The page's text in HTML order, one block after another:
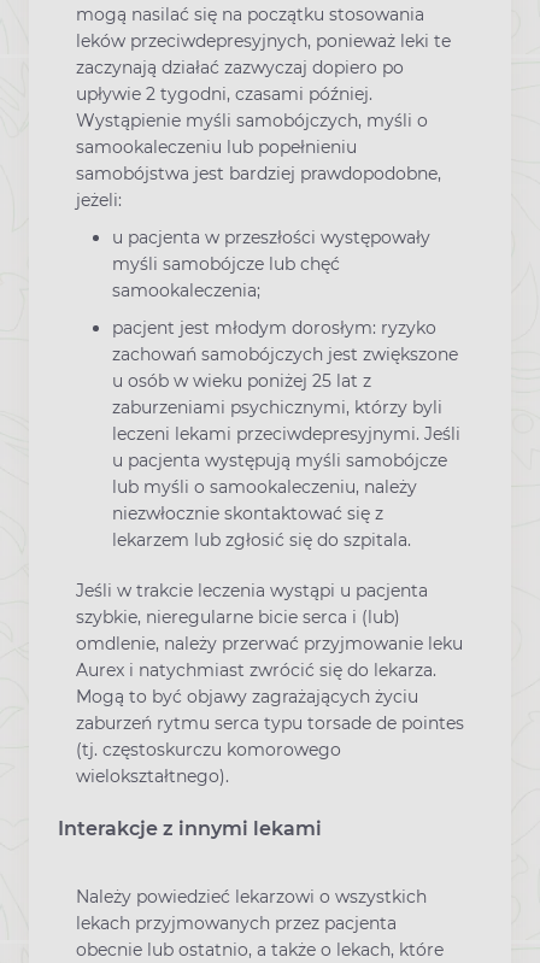
mogą nasilać się na początku stosowania
leków przeciwdepresyjnych, ponieważ leki te
zaczynają działać zazwyczaj dopiero po
upływie 2 tygodni, czasami później.
Wystąpienie myśli samobójczych, myśli o
samookaleczeniu lub popełnieniu
samobójstwa jest bardziej prawdopodobne,
jeżeli:
u pacjenta w przeszłości występowały
myśli samobójcze lub chęć
samookaleczenia;
pacjent jest młodym dorosłym: ryzyko
zachowań samobójczych jest zwiększone
u osób w wieku poniżej 25 lat z
zaburzeniami psychicznymi, którzy byli
leczeni lekami przeciwdepresyjnymi. Jeśli
u pacjenta występują myśli samobójcze
lub myśli o samookaleczeniu, należy
niezwłocznie skontaktować się z
lekarzem lub zgłosić się do szpitala.
Jeśli w trakcie leczenia wystąpi u pacjenta
szybkie, nieregularne bicie serca i (lub)
omdlenie, należy przerwać przyjmowanie leku
Aurex i natychmiast zwrócić się do lekarza.
Mogą to być objawy zagrażających życiu
zaburzeń rytmu serca typu torsade de pointes
(tj. częstoskurczu komorowego
wielokształtnego).
Interakcje z innymi lekami
Należy powiedzieć lekarzowi o wszystkich
lekach przyjmowanych przez pacjenta
obecnie lub ostatnio, a także o lekach, które